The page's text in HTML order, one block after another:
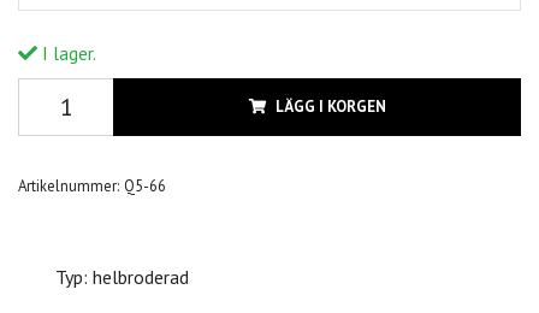
I lager.
LÄGG I KORGEN
Artikelnummer: Q5-66
Typ: helbroderad